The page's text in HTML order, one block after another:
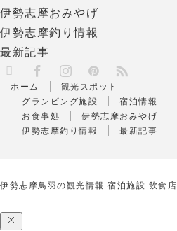
伊勢志摩おみやげ
伊勢志摩釣り情報
最新記事
FacebookInstagramPinterest
RSS
ホーム
観光スポット
グランピング施設
宿泊情報
お食事処
伊勢志摩おみやげ
伊勢志摩釣り情報
最新記事
伊勢志摩鳥羽の観光情報 宿泊施設 飲食